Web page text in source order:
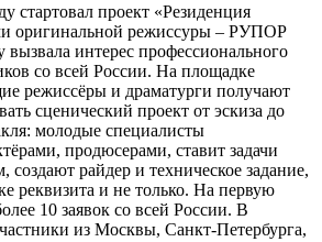
стартовал проект «Резиденция
оригинальной режиссуры – РУПОР
вызвала интерес профессионального
со всей России. На площадке
режиссёры и драматурги получают
сценический проект от эскиза до
молодые специалисты
продюсерами, ставит задачи
создают райдер и техническое задание,
реквизита и не только. На первую
10 заявок со всей России. В
из Москвы, Санкт-Петербурга,